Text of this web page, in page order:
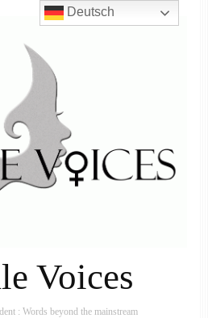
Voices
: Words beyond the mainstream
Deutsch